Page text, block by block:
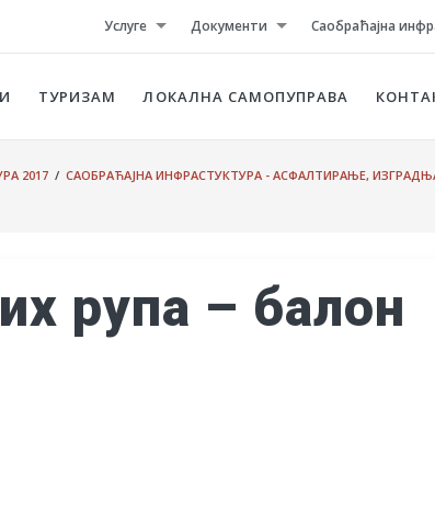
Услуге Документи Саобраћајна
ТУРИЗАМ ЛОКАЛНА САМОПУПРАВА
2017 / САОБРАЋАЈНА ИНФРАСТУКТУРА - АСФАЛТИРАЊЕ,
рупа – балон